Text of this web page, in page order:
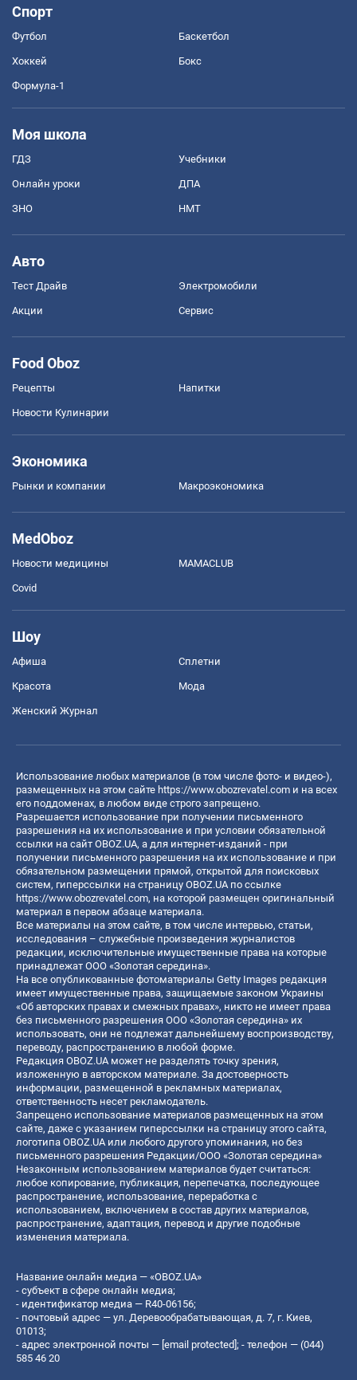
Спорт
Футбол Баскетбол
Хоккей Бокс
Формула-1
Моя школа
ГДЗ Учебники
Онлайн уроки ДПА
ЗНО НМТ
Авто
Тест Драйв Электромобили
Акции Сервис
Food Oboz
Рецепты Напитки
Новости Кулинарии
Экономика
Рынки и компании Mакроэкономика
MedOboz
Новости медицины MAMACLUB
Covid
Шоу
Афиша Сплетни
Красота Мода
Женский Журнал
Использование любых материалов (в том числе фото- и видео-),
размещенных на этом сайте https://www.obozrevatel.com и на всех
его поддоменах, в любом виде строго запрещено.
Разрешается использование при получении письменного
разрешения на их использование и при условии обязательной
ссылки на сайт OBOZ.UA, а для интернет-изданий - при
получении письменного разрешения на их использование и при
обязательном размещении прямой, открытой для поисковых
систем, гиперссылки на страницу OBOZ.UA по ссылке
https://www.obozrevatel.com, на которой размещен оригинальный
материал в первом абзаце материала.
Все материалы на этом сайте, в том числе интервью, статьи,
исследования – служебные произведения журналистов
редакции, исключительные имущественные права на которые
принадлежат ООО «Золотая середина».
На все опубликованные фотоматериалы Getty Images редакция
имеет имущественные права, защищаемые законом Украины
«Об авторских правах и смежных правах», никто не имеет права
без письменного разрешения ООО «Золотая середина» их
использовать, они не подлежат дальнейшему воспроизводству,
переводу, распространению в любой форме.
Редакция OBOZ.UA может не разделять точку зрения,
изложенную в авторском материале. За достоверность
информации, размещенной в рекламных материалах,
ответственность несет рекламодатель.
Запрещено использование материалов размещенных на этом
сайте, даже с указанием гиперссылки на страницу этого сайта,
логотипа OBOZ.UA или любого другого упоминания, но без
письменного разрешения Редакции/ООО «Золотая середина»
Незаконным использованием материалов будет считаться:
любое копирование, публикация, перепечатка, последующее
распространение, использование, переработка с
использованием, включением в состав других материалов,
распространение, адаптация, перевод и другие подобные
изменения материала.
Название онлайн медиа — «OBOZ.UA»
- субъект в сфере онлайн медиа;
- идентификатор медиа — R40-06156;
- почтовый адрес — ул. Деревообрабатывающая, д. 7, г. Киев,
01013;
- адрес электронной почты — [email protected] ; - телефон — (044)
585 46 20